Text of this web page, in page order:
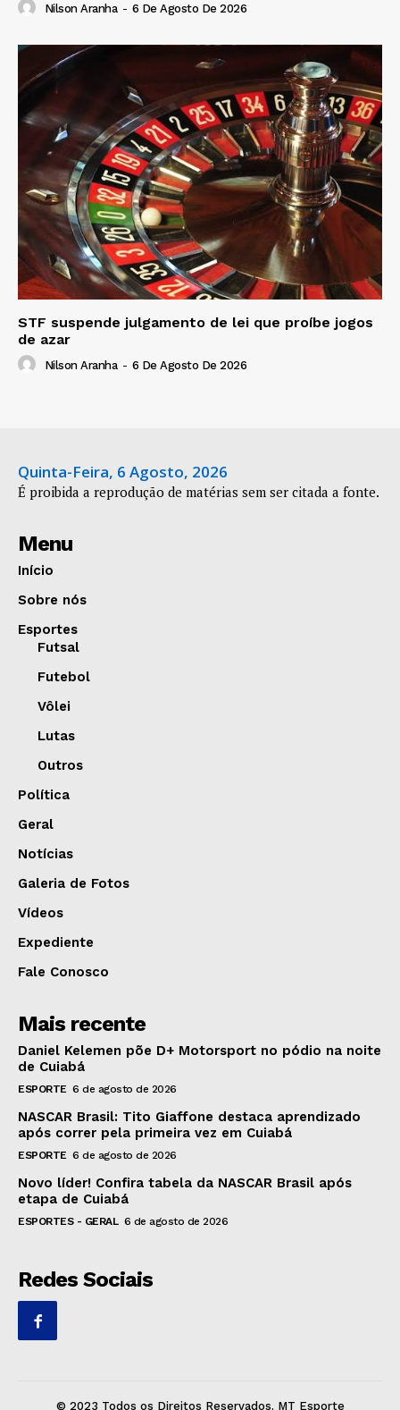
Nilson Aranha - 6 De Agosto De 2026
STF suspende julgamento de lei que proíbe jogos
de azar
Nilson Aranha - 6 De Agosto De 2026
Quinta-Feira, 6 Agosto, 2026
É proibida a reprodução de matérias sem ser citada a fonte.
Menu
Início
Sobre nós
Esportes
Futsal
Futebol
Vôlei
Lutas
Outros
Política
Geral
Notícias
Galeria de Fotos
Vídeos
Expediente
Fale Conosco
Mais recente
Daniel Kelemen põe D+ Motorsport no pódio na noite
de Cuiabá
ESPORTE 6 de agosto de 2026
NASCAR Brasil: Tito Giaffone destaca aprendizado
após correr pela primeira vez em Cuiabá
ESPORTE 6 de agosto de 2026
Novo líder! Confira tabela da NASCAR Brasil após
etapa de Cuiabá
ESPORTES - GERAL 6 de agosto de 2026
Redes Sociais
© 2023 Todos os Direitos Reservados. MT Esporte